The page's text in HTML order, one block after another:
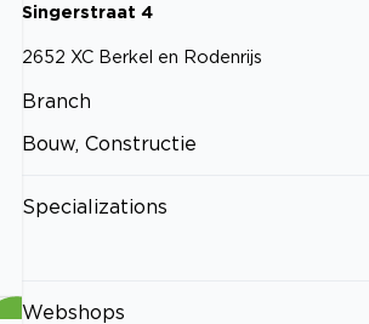
Singerstraat 4
2652 XC Berkel en Rodenrijs
Branch
Bouw, Constructie
Specializations
Webshops